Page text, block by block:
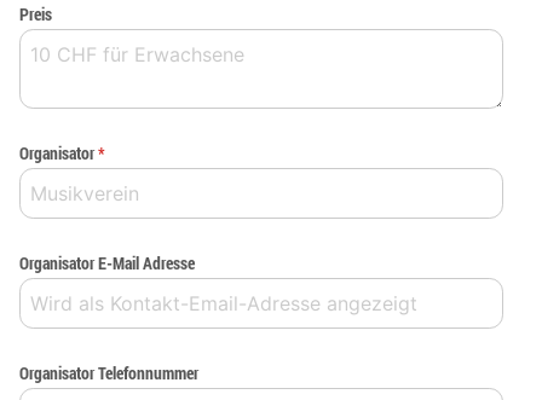
Preis
Organisator*
Organisator E-Mail Adresse
Organisator Telefonnummer